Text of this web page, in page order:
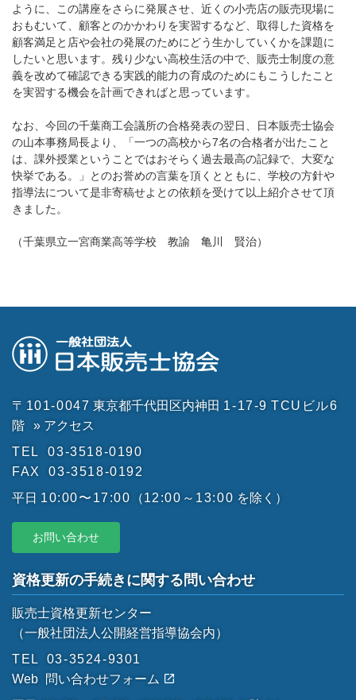
ように、この講座をさらに発展させ、近くの小売店の販売現場に
おもむいて、顧客とのかかわりを実習するなど、取得した資格を
顧客満足と店や会社の発展のためにどう生かしていくかを課題に
したいと思います。残り少ない高校生活の中で、販売士制度の意
義を改めて確認できる実践的能力の育成のためにもこうしたこと
を実習する機会を計画できればと思っています。
なお、今回の千葉商工会議所の合格発表の翌日、日本販売士協会
の山本事務局長より、「一つの高校から7名の合格者が出たこと
は、課外授業ということではおそらく過去最高の記録で、大変な
快挙である。」とのお誉めの言葉を頂くとともに、学校の方針や
指導法について是非寄稿せよとの依頼を受けて以上紹介させて頂
きました。
（千葉県立一宮商業高等学校 教諭 亀川 賢治）
〒101-0047 東京都千代田区内神田 1-17-9 TCUビル6
階
» アクセス
TEL
03-3518-0190
FAX
03-3518-0192
平日 10:00〜17:00 （12:00～13:00 を除く）
お問い合わせ
資格更新の手続きに関する問い合わせ
販売士資格更新センター
（一般社団法人公開経営指導協会内）
TEL
03-3524-9301
Web
問い合わせフォーム